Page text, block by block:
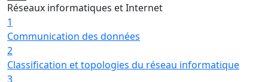
Réseaux informatiques et Internet
1
Communication des données
2
Classification et topologies du réseau informatique
3